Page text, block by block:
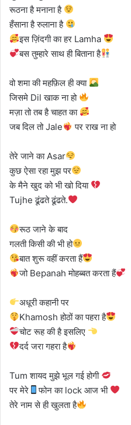
रूठना है मनाना है
हँसाना है रुलाना है
इस ज़िंदगी का हर Lamha
बस तुम्हारे साथ ही बिताना है
वो शमा की महफ़िल ही क्या
जिसमे Dil खाक ना हो
मज़ा तो तब है चाहत का
जब दिल तो Jale
पर राख ना हो
तेरे जाने का Asar
कुछ ऐसा रहा मुझ पर
के मैने खुद को भी खो दिया
Tujhe ढूंढते ढूंढते.
रूठ जाने के बाद
गलती किसी की भी हो
बात शुरू वहीं करता हैं
जो Bepanah मोहब्बत करता हैं
अधूरी कहानी पर
Khamosh होठों का पहरा है
चोट रूह की है इसलिए
दर्द जरा गहरा है
Tum शायद मुझे भूल गई होगी
पर मेरे
फोन का lock आज भी
तेरे नाम से ही खुलता है